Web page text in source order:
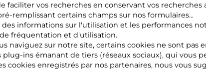
faciliter vos recherches en conservant vos
remplissant certains champs sur nos formulaires...
informations sur l'utilisation et les performances
fréquentation et d'utilisation.
naviguez sur notre site, certains cookies ne sont
plug-ins émanant de tiers (réseaux sociaux), qui
cookies enregistrés par nos partenaires, nous vous